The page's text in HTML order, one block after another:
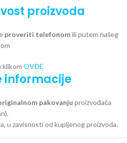
proizvoda
proveriti telefonomili putem našeg
klikom OVDE
informacije
pakovanju proizvođača
u zavisnosti od kupljenog proizvoda.